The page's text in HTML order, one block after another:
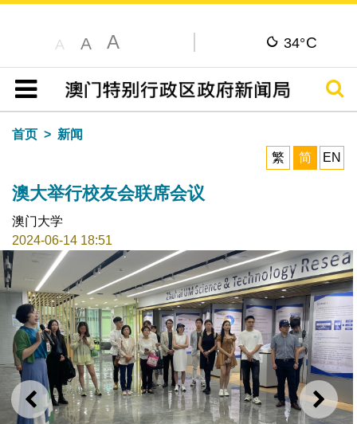
A A A 34°C
目录
搜寻
首页
新闻
繁
简 EN
澳大举行校友会联席会议
澳门大学
2024-06-14 18:51
上一则 下一